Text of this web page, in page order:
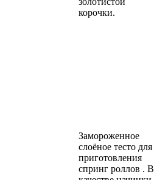
корочки.
Замороженное
слоёное тесто для
приготовления
спринг роллов . В